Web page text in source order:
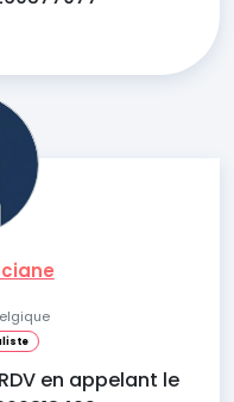
en appelant le